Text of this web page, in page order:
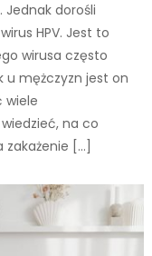
Jednak dorośli
HPV. Jest to
wirusa często
u mężczyzn jest on
wiele
na co
zakażenie […]